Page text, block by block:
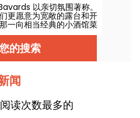
以亲切氛围著称。
更愿意为宽敞的露台和开
一向相当经典的小酒馆菜
的搜索
闻
阅读次数最多的